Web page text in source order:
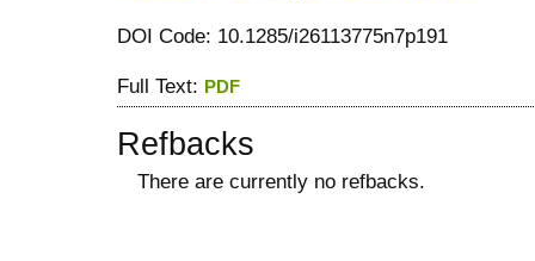
DOI Code: 10.1285/i26113775n7p191
Full Text: PDF
Refbacks
There are currently no refbacks.